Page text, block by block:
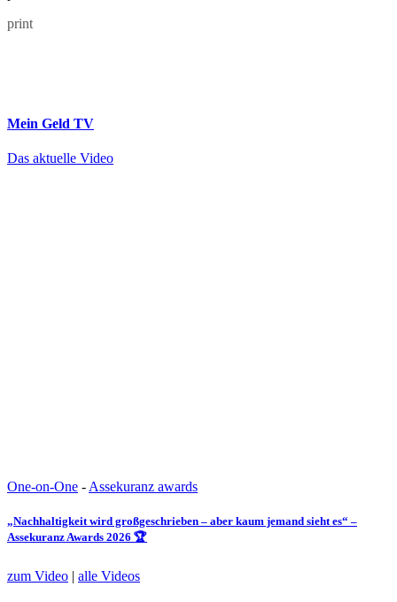
print
Mein Geld TV
Das aktuelle Video
One-on-One - Assekuranz awards
„Nachhaltigkeit wird großgeschrieben – aber kaum jemand sieht es“ –
Assekuranz Awards 2026 🏆
zum Video | alle Videos